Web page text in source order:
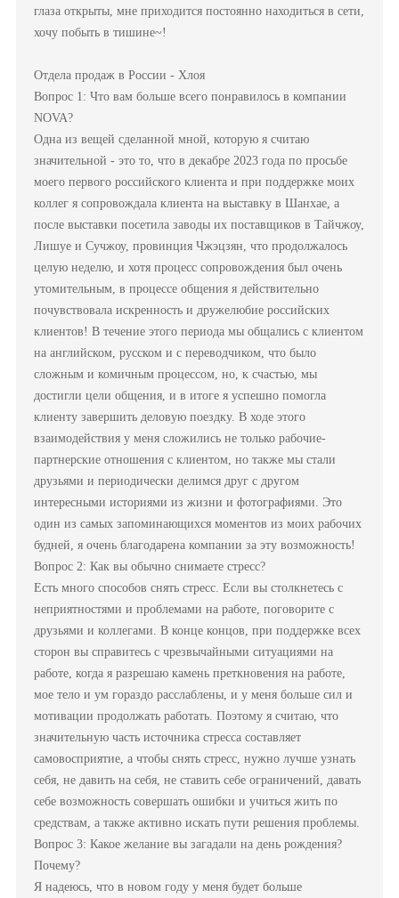
глаза открыты, мне приходится постоянно находиться в сети,
хочу побыть в тишине~!
Отдела продаж в России - Хлоя
Вопрос 1: Что вам больше всего понравилось в компании
NOVA?
Одна из вещей сделанной мной, которую я считаю
значительной - это то, что в декабре 2023 года по просьбе
моего первого российского клиента и при поддержке моих
коллег я сопровождала клиента на выставку в Шанхае, а
после выставки посетила заводы их поставщиков в Тайчжоу,
Лишуе и Сучжоу, провинция Чжэцзян, что продолжалось
целую неделю, и хотя процесс сопровождения был очень
утомительным, в процессе общения я действительно
почувствовала искренность и дружелюбие российских
клиентов! В течение этого периода мы общались с клиентом
на английском, русском и с переводчиком, что было
сложным и комичным процессом, но, к счастью, мы
достигли цели общения, и в итоге я успешно помогла
клиенту завершить деловую поездку. В ходе этого
взаимодействия у меня сложились не только рабочие-
партнерские отношения с клиентом, но также мы стали
друзьями и периодически делимся друг с другом
интересными историями из жизни и фотографиями. Это
один из самых запоминающихся моментов из моих рабочих
будней, я очень благодарена компании за эту возможность!
Вопрос 2: Как вы обычно снимаете стресс?
Есть много способов снять стресс. Если вы столкнетесь с
неприятностями и проблемами на работе, поговорите с
друзьями и коллегами. В конце концов, при поддержке всех
сторон вы справитесь с чрезвычайными ситуациями на
работе, когда я разрешаю камень преткновения на работе,
мое тело и ум гораздо расслаблены, и у меня больше сил и
мотивации продолжать работать. Поэтому я считаю, что
значительную часть источника стресса составляет
самовосприятие, а чтобы снять стресс, нужно лучше узнать
себя, не давить на себя, не ставить себе ограничений, давать
себе возможность совершать ошибки и учиться жить по
средствам, а также активно искать пути решения проблемы.
Вопрос 3: Какое желание вы загадали на день рождения?
Почему?
Я надеюсь, что в новом году у меня будет больше